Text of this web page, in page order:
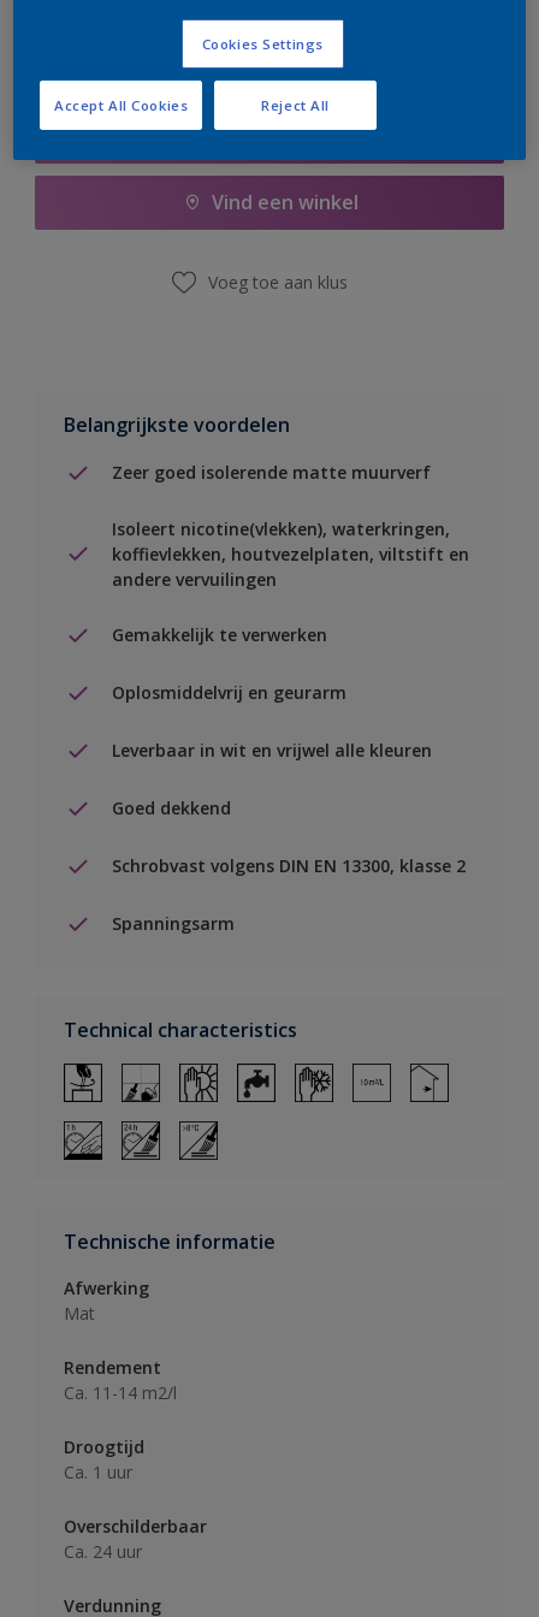
Boodschappenlijst
Vind een winkel
Voeg toe aan klus
Belangrijkste voordelen
Zeer goed isolerende matte muurverf
Isoleert nicotine(vlekken), waterkringen,
koffievlekken, houtvezelplaten, viltstift en
andere vervuilingen
Gemakkelijk te verwerken
Oplosmiddelvrij en geurarm
Leverbaar in wit en vrijwel alle kleuren
Goed dekkend
Schrobvast volgens DIN EN 13300, klasse 2
Spanningsarm
Technical characteristics
Technische informatie
Afwerking
Mat
Rendement
Ca. 11-14 m2/l
Droogtijd
Ca. 1 uur
Overschilderbaar
Ca. 24 uur
Verdunning
Cookies Settings
Reject All
Accept All Cookies